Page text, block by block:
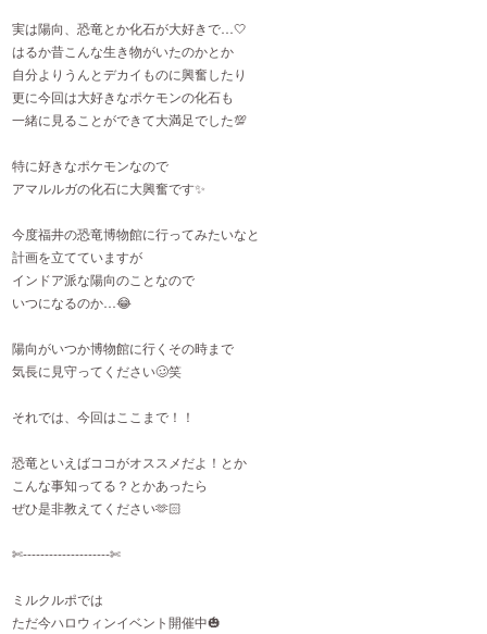
実は陽向、恐竜とか化石が大好きで…🤍
はるか昔こんな生き物がいたのかとか
自分よりうんとデカイものに興奮したり
更に今回は大好きなポケモンの化石も
一緒に見ることができて大満足でした💯
特に好きなポケモンなので
アマルルガの化石に大興奮です✨
今度福井の恐竜博物館に行ってみたいなと
計画を立てていますが
インドア派な陽向のことなので
いつになるのか…😂
陽向がいつか博物館に行くその時まで
気長に見守ってください🥴笑
それでは、今回はここまで！！
恐竜といえばココがオススメだよ！とか
こんな事知ってる？とかあったら
ぜひ是非教えてください🫶🏻
✄-------------------‐✄
ミルクルポでは
ただ今ハロウィンイベント開催中🎃